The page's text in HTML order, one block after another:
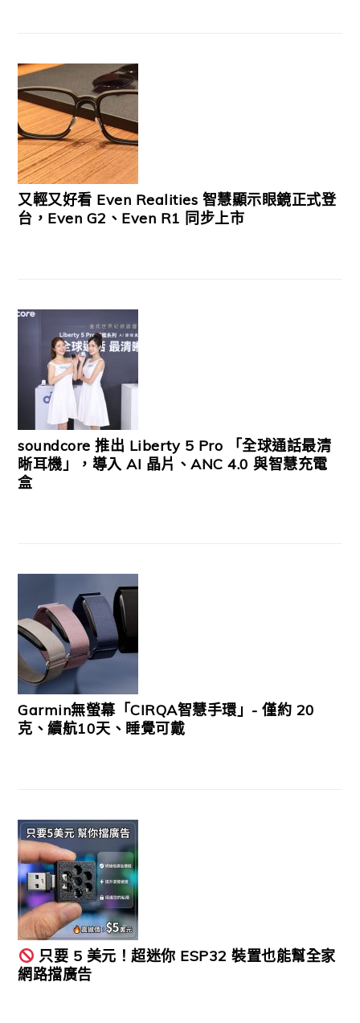
又輕又好看 Even Realities 智慧顯示眼鏡正式登
台，Even G2、Even R1 同步上市
soundcore 推出 Liberty 5 Pro 「全球通話最清
晰耳機」，導入 AI 晶片、ANC 4.0 與智慧充電
盒
Garmin無螢幕「CIRQA智慧手環」- 僅約 20
克、續航10天、睡覺可戴
只要 5 美元！超迷你 ESP32 裝置也能幫全家
網路擋廣告